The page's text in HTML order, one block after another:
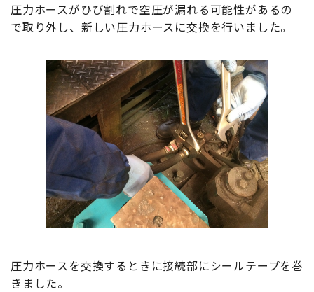
圧力ホースがひび割れで空圧が漏れる可能性があるの
で取り外し、新しい圧力ホースに交換を行いました。
圧力ホースを交換するときに接続部にシールテープを巻
きました。